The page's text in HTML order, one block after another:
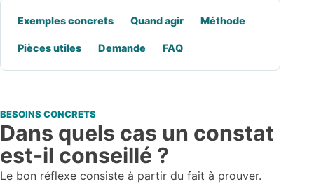
Exemples concrets Quand agir Méthode
Pièces utiles Demande FAQ
BESOINS CONCRETS
Dans quels cas un constat
est-il conseillé ?
Le bon réflexe consiste à partir du fait à prouver.